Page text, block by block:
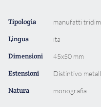
Tipologia manufatti
Lingua ita
Dimensioni 45x50 mm
Estensioni Distintivo
Natura monografia